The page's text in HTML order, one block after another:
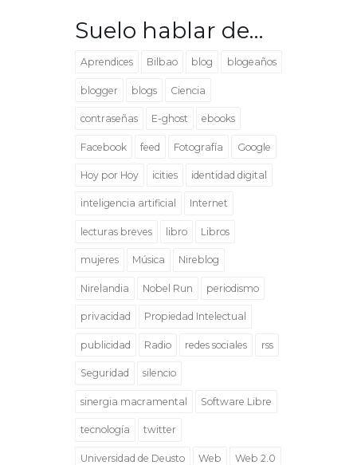
Suelo hablar de…
Aprendices Bilbao blog blogeaños
blogger blogs Ciencia
contraseñas E-ghost ebooks
Facebook feed Fotografía Google
Hoy por Hoy icities identidad digital
inteligencia artificial Internet
lecturas breves libro Libros
mujeres Música Nireblog
Nirelandia Nobel Run periodismo
privacidad Propiedad Intelectual
publicidad Radio redes sociales rss
Seguridad silencio
sinergia macramental Software Libre
tecnología twitter
Universidad de Deusto Web Web 2.0